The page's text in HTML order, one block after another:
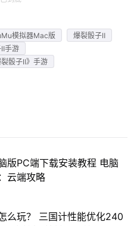
模拟器Mac版
爆裂骰子Ⅱ
手游
裂骰子Ⅱ》手游
版PC端下载安装教程 电脑
云端攻略
么玩？ 三国计性能优化240